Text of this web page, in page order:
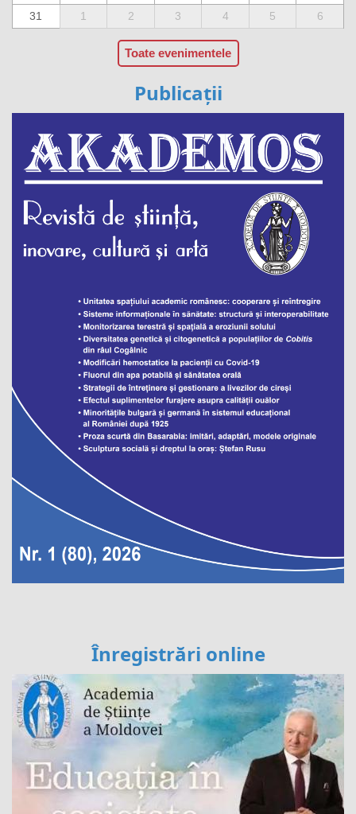
31
1 2 3 4 5 6
Toate evenimentele
Publicații
Înregistrări online